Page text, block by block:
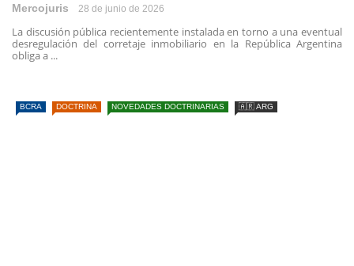
Mercojuris 28 de junio de 2026
La discusión pública recientemente instalada en torno a una eventual
desregulación del corretaje inmobiliario en la República Argentina
obliga a ...
BCRA DOCTRINA NOVEDADES DOCTRINARIAS 🇦🇷 ARG